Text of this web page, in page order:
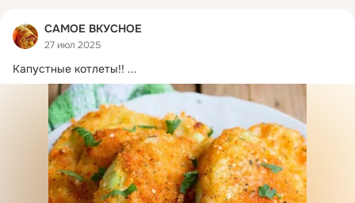
САМОЕ ВКУСНОЕ
27 июл 2025
Капустные котлеты!! ...